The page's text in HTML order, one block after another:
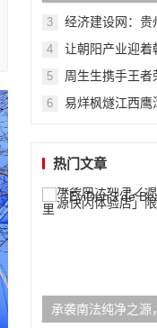
究院系列报道之一
3
经济建设网：贵
4
让朝阳产业迎
5
周生生携手王者
绎风格无限
6
易烊枫燧江西鹰
热门文章
承袭南法纯净之源